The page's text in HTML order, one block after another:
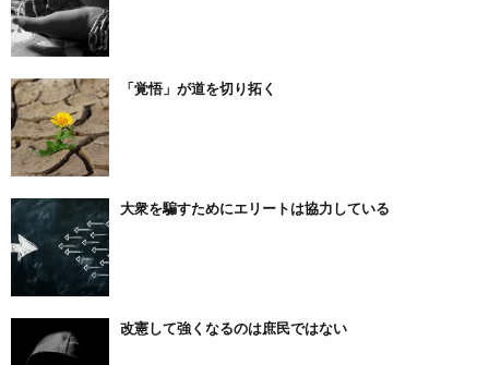
「覚悟」が道を切り拓く
大衆を騙すためにエリートは協力している
改憲して強くなるのは庶民ではない